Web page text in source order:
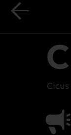
Cicus